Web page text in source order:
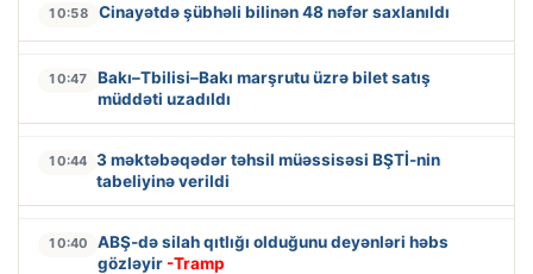
10:58 Cinayətdə şübhəli bilinən 48 nəfər saxlanıldı
10:47
Bakı–Tbilisi–Bakı marşrutu üzrə bilet satış
müddəti uzadıldı
10:44 3 məktəbəqədər təhsil müəssisəsi BŞTİ-nin
tabeliyinə verildi
10:40
ABŞ-də silah qıtlığı olduğunu deyənləri həbs
gözləyir -Tramp